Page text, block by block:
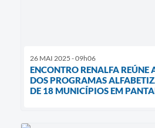
26 MAI 2025 - 09h06
ENCONTRO RENALFA REÚNE
DOS PROGRAMAS
DE 18 MUNICÍPIOS EM